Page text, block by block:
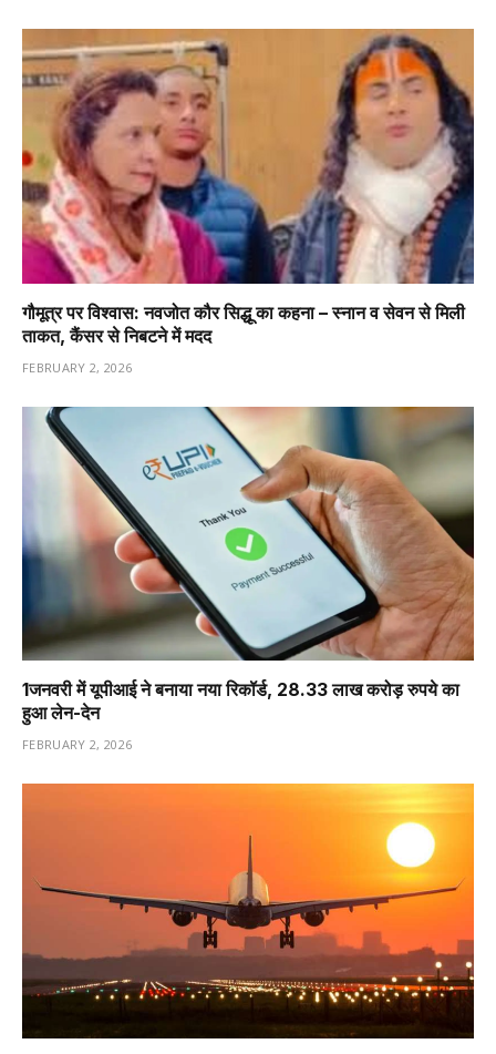
गौमूत्र पर विश्वास: नवजोत कौर सिद्धू का कहना – स्नान व सेवन से मिली
ताकत, कैंसर से निबटने में मदद
FEBRUARY 2, 2026
1️जनवरी में यूपीआई ने बनाया नया रिकॉर्ड, 28.33 लाख करोड़ रुपये का
हुआ लेन-देन
FEBRUARY 2, 2026